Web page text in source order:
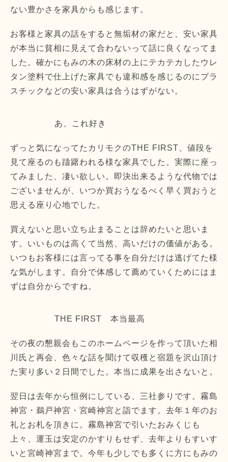
ない豊かさを家具からも感じます。
お客様と家具の話をすると無垢材の家だと、安い家具
が本当に貧相に見えて合わないって話に良くなってま
した。確かにもみの木の床材の上にテカテカしたウレ
タン塗料で仕上げた家具でも違和感を感じるのにプラ
スチックなどの安い家具は合うはずがない。
あ、これ好き
ずっと気になってたカリモクのTHE FIRST、値段を
見て座るのも躊躇われる様な家具でした。実際に座っ
てみました、凄い欲しい。即決出来るような代物では
ございませんが、いつか買おうなるべく早く買おうと
思える座り心地でした。
買えないと思い立ち止まることは辞めたいと思いま
す。いいものは高くて当然、高いだけの価値がある。
いつもお客様には言ってる事を自分だけは逃げてた様
な気がします。自分で体感して薦めていくためにはま
ずは自分からですね。
THE FIRST 本当最高
その夜の懇親会もこのホームページを作って頂いた相
川氏と再会、色々な話を聞けて収穫と宿題を沢山頂け
た実り多い２日間でした。本当に成果を出さないと。
翌日は去年から恒例にしている、三社参りです。霧島
神宮・鵜戸神宮・宮崎神宮と詣でます。去年１年のお
礼とお札を頂きに。霧島神宮で引いたおみくじも
上々、運玉は安定のかすりもせず、去年よりもすいす
いと宮崎神宮まで。今年も少しでも多くに方にもみの